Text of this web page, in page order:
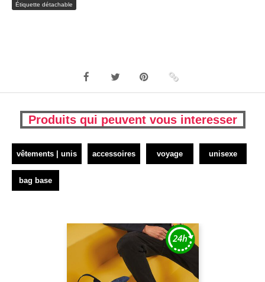
Étiquette détachable
Produits qui peuvent vous interesser
vêtements | unis accessoires voyage unisexe
bag base